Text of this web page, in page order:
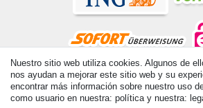
© Copyright 2026 | Todos los derechos
reserved. Prices incl. VAT. 19% VAT Basic
| * Applies to deliveries to the UK!
Nuestro sitio web utiliza cookies. Algunos de
nos ayudan a mejorar este sitio web y su
encontrar más información sobre nuestro uso
como usuario en nuestra: política y nuestra: